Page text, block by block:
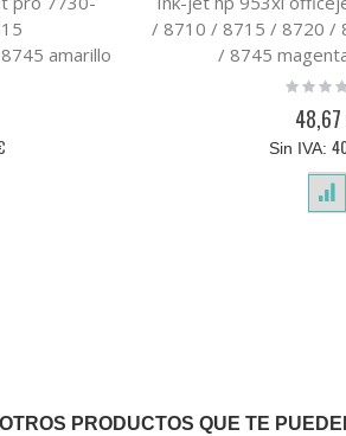
amarillo
/ 8710 / 8715 / 8720 /
/ 8745
Rating:
PRODUCTOS QUE TE